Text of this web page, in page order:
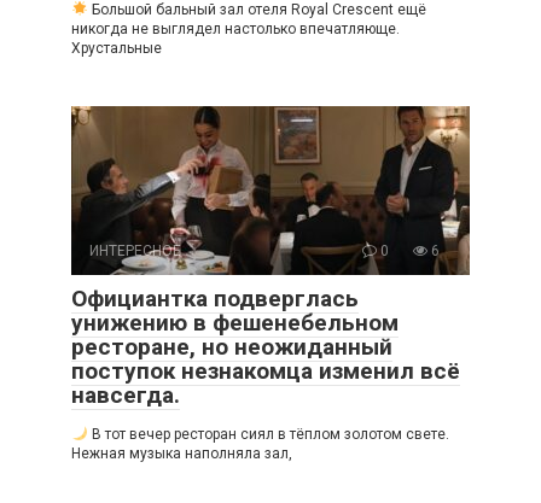
Большой бальный зал отеля Royal Crescent ещё
никогда не выглядел настолько впечатляюще.
Хрустальные
ИНТЕРЕСНОЕ 0 6
Официантка подверглась
унижению в фешенебельном
ресторане, но неожиданный
поступок незнакомца изменил всё
навсегда.
В тот вечер ресторан сиял в тёплом золотом свете.
Нежная музыка наполняла зал,